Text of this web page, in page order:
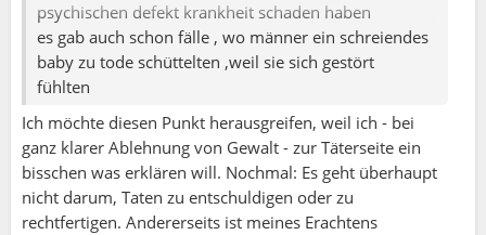
psychischen defekt krankheit schaden haben
es gab auch schon fälle , wo männer ein schreiendes
baby zu tode schüttelten ,weil sie sich gestört
fühlten
Ich möchte diesen Punkt herausgreifen, weil ich - bei
ganz klarer Ablehnung von Gewalt - zur Täterseite ein
bisschen was erklären will. Nochmal: Es geht überhaupt
nicht darum, Taten zu entschuldigen oder zu
rechtfertigen. Andererseits ist meines Erachtens